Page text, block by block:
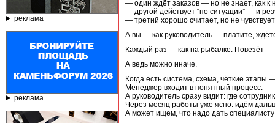
реклама
реклама
— один ждёт заказов — но не знает, как к
— другой действует “по ситуации” — и
— третий хорошо считает, но не
А вы — как руководитель — платите,
Каждый раз — как на рыбалке. Повезёт —
А ведь можно иначе.
Когда есть система, схема, чёткие
Менеджер входит в понятный процесс.
А руководитель сразу видит: где
Через месяц работы уже ясно: идём
А может ищем, что надо дать